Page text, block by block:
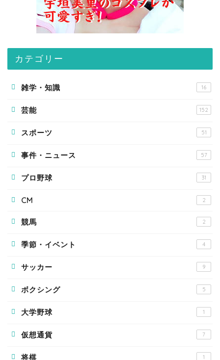
カテゴリー
雑学・知識 16
芸能 152
スポーツ 51
事件・ニュース 57
プロ野球 31
CM 2
競馬 2
季節・イベント 4
サッカー 9
ボクシング 5
大学野球 1
仮想通貨 7
将棋 1